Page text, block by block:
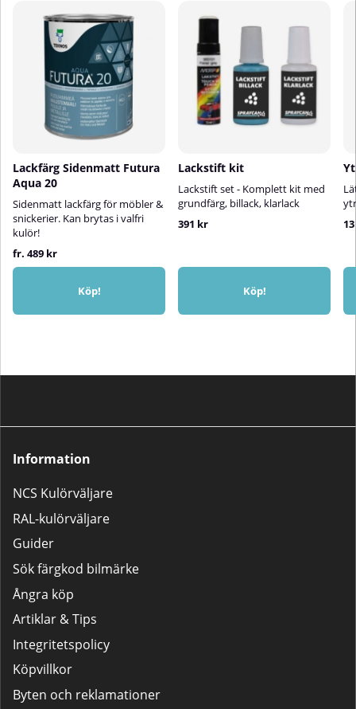
Lackfärg Sidenmatt Futura
Aqua 20
Sidenmatt lackfärg för möbler &
snickerier. Kan brytas i valfri
kulör!
fr. 489 kr
Köp!
Lackstift kit
Lackstift set - Komplett kit med
grundfärg, billack, klarlack
391 kr
Köp!
Information
NCS Kulörväljare
RAL-kulörväljare
Guider
Sök färgkod bilmärke
Ångra köp
Artiklar & Tips
Integritetspolicy
Köpvillkor
Byten och reklamationer